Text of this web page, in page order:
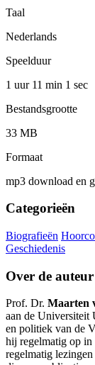
Taal
Nederlands
Speelduur
1 uur 11 min 1 sec
Bestandsgrootte
33 MB
Formaat
mp3 download en
Categorieën
Biografieën
Geschiedenis
Over de auteur
Prof. Dr. Maarten
aan de Universiteit
en politiek van de
hij regelmatig op
regelmatig